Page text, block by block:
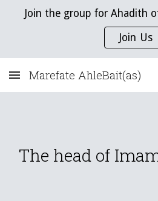
Skip to main content
Join the group for Ahadith
Join Us
Marefate AhleBait(as)
The head of